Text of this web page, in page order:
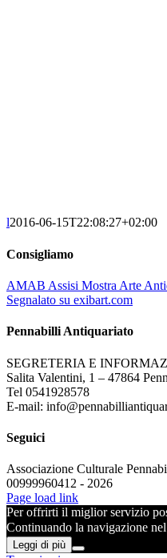
l2016-06-15T22:08:27+02:00
Consigliamo
AMAB Assisi Mostra Arte
Segnalato su exibart.com
Pennabilli Antiquariato
SEGRETERIA E
Salita Valentini, 1 – 47864
Tel 0541928578
E-mail:
Seguici
Associazione Culturale
00999960412 - 2026
Page load link
Per offrirti il miglior servizio
Continuando la navigazione
Leggi di più